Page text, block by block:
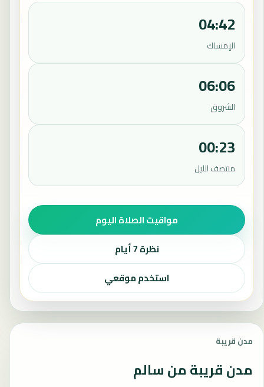
04:42
الإمساك
06:06
الشروق
00:23
منتصف الليل
مواقيت الصلاة اليوم
نظرة 7 أيام
استخدم موقعي
مدن قريبة
مدن قريبة من سالم